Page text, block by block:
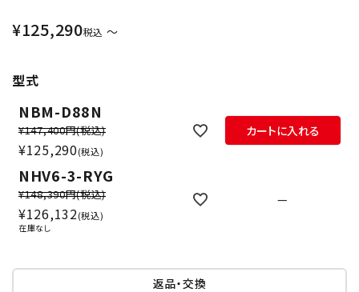
¥125,290税込 〜
型式
NBM-D88N
¥147,400円(税込)
¥125,290 税込
カートに入れる
NHV6-3-RYG
¥148,390円(税込)
¥126,132 税込
在庫なし
—
返品・交換